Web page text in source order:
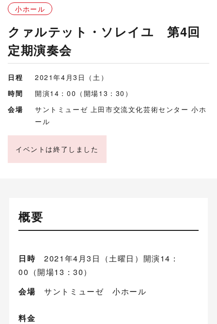
小ホール
クァルテット・ソレイユ 第4回
定期演奏会
日程
2021年4月3日（土）
時間
開演14：00（開場13：30）
会場
サントミューゼ 上田市交流文化芸術センター 小ホ
ール
イベントは終了しました
概要
日時 2021年4月3日（土曜日）開演14：
00（開場13：30）
会場 サントミューゼ 小ホール
料金